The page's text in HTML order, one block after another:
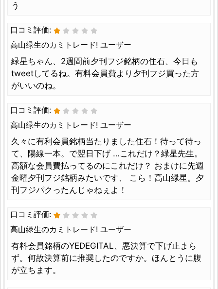
う
口コミ評価:
高山緑生のカミトレード! ユーザー
緑星ちゃん、2週間前夕刊フジ銘柄の住石、今日も
tweetしてるね。有料会員費より夕刊フジ買った方
がいいのね。
口コミ評価:
高山緑生のカミトレード! ユーザー
久々に有利会員銘柄当たりました住石！待って待っ
て、陽線一本。で翌日下げ …これだけ？緑星先生。
高額な会員費払ってるのにこれだけ？ おまけに先週
金曜夕刊フジ銘柄みたいです、 こら！高山緑星。夕
刊フジパクったんじゃねぇよ！
口コミ評価:
高山緑生のカミトレード! ユーザー
有料会員銘柄のYEDEGITAL、悪決算で下げ止まら
ず。何故決算前に推奨したのですか。ほんとうに腹
が立ちます。